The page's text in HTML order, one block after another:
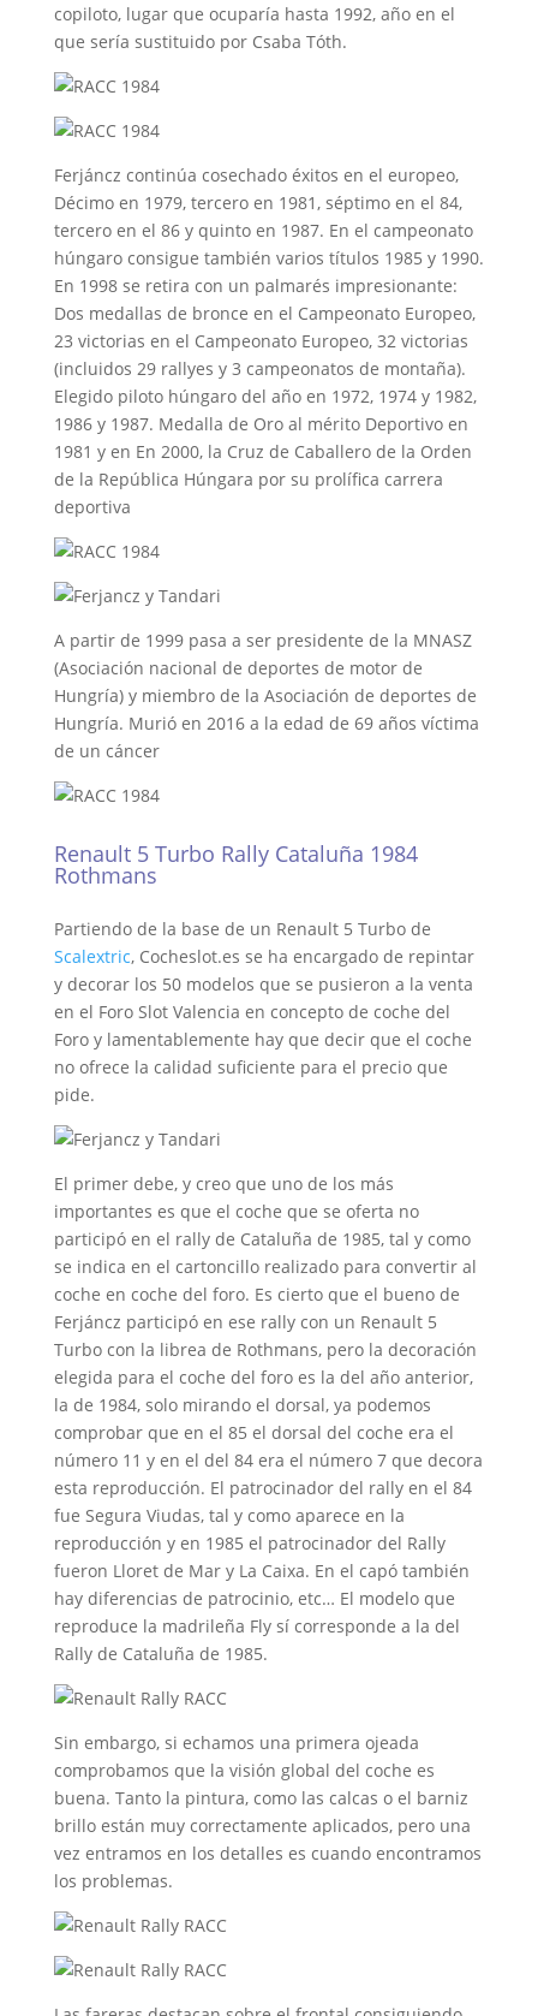
copiloto, lugar que ocuparía hasta 1992, año en el
que sería sustituido por Csaba Tóth.
Ferjáncz continúa cosechado éxitos en el europeo,
Décimo en 1979, tercero en 1981, séptimo en el 84,
tercero en el 86 y quinto en 1987. En el campeonato
húngaro consigue también varios títulos 1985 y 1990.
En 1998 se retira con un palmarés impresionante:
Dos medallas de bronce en el Campeonato Europeo,
23 victorias en el Campeonato Europeo, 32 victorias
(incluidos 29 rallyes y 3 campeonatos de montaña).
Elegido piloto húngaro del año en 1972, 1974 y 1982,
1986 y 1987. Medalla de Oro al mérito Deportivo en
1981 y en En 2000, la Cruz de Caballero de la Orden
de la República Húngara por su prolífica carrera
deportiva
A partir de 1999 pasa a ser presidente de la MNASZ
(Asociación nacional de deportes de motor de
Hungría) y miembro de la Asociación de deportes de
Hungría. Murió en 2016 a la edad de 69 años víctima
de un cáncer
Renault 5 Turbo Rally Cataluña 1984
Rothmans
Partiendo de la base de un Renault 5 Turbo de
Scalextric, Cocheslot.es se ha encargado de repintar
y decorar los 50 modelos que se pusieron a la venta
en el Foro Slot Valencia en concepto de coche del
Foro y lamentablemente hay que decir que el coche
no ofrece la calidad suficiente para el precio que
pide.
El primer debe, y creo que uno de los más
importantes es que el coche que se oferta no
participó en el rally de Cataluña de 1985, tal y como
se indica en el cartoncillo realizado para convertir al
coche en coche del foro. Es cierto que el bueno de
Ferjáncz participó en ese rally con un Renault 5
Turbo con la librea de Rothmans, pero la decoración
elegida para el coche del foro es la del año anterior,
la de 1984, solo mirando el dorsal, ya podemos
comprobar que en el 85 el dorsal del coche era el
número 11 y en el del 84 era el número 7 que decora
esta reproducción. El patrocinador del rally en el 84
fue Segura Viudas, tal y como aparece en la
reproducción y en 1985 el patrocinador del Rally
fueron Lloret de Mar y La Caixa. En el capó también
hay diferencias de patrocinio, etc… El modelo que
reproduce la madrileña Fly sí corresponde a la del
Rally de Cataluña de 1985.
Sin embargo, si echamos una primera ojeada
comprobamos que la visión global del coche es
buena. Tanto la pintura, como las calcas o el barniz
brillo están muy correctamente aplicados, pero una
vez entramos en los detalles es cuando encontramos
los problemas.